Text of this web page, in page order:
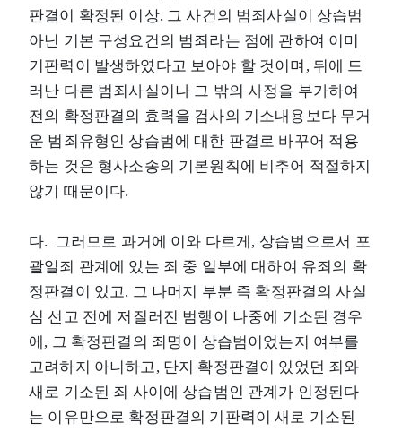
판결이 확정된 이상, 그 사건의 범죄사실이 상습범
아닌 기본 구성요건의 범죄라는 점에 관하여 이미
기판력이 발생하였다고 보아야 할 것이며, 뒤에 드
러난 다른 범죄사실이나 그 밖의 사정을 부가하여
전의 확정판결의 효력을 검사의 기소내용보다 무거
운 범죄유형인 상습범에 대한 판결로 바꾸어 적용
하는 것은 형사소송의 기본원칙에 비추어 적절하지
않기 때문이다.
다. 그러므로 과거에 이와 다르게, 상습범으로서 포
괄일죄 관계에 있는 죄 중 일부에 대하여 유죄의 확
정판결이 있고, 그 나머지 부분 즉 확정판결의 사실
심 선고 전에 저질러진 범행이 나중에 기소된 경우
에, 그 확정판결의 죄명이 상습범이었는지 여부를
고려하지 아니하고, 단지 확정판결이 있었던 죄와
새로 기소된 죄 사이에 상습범인 관계가 인정된다
는 이유만으로 확정판결의 기판력이 새로 기소된